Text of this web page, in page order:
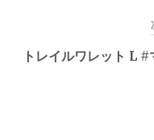
ゲトレイルワレット L